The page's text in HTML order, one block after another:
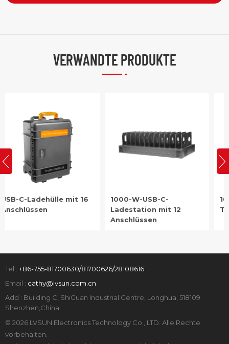
VERWANDTE PRODUKTE
1000-W-USB-C-
Ladestation mit 12
1000W 40-Port USB-C
Tablet-Ladeschrank
Tel : +86-755-81700630/81700626/28108616
Email : cathy@lvsun.com.cn
Add : Building C, ShiGuan Industrial Centre, Longhua, 518109
Shenzhen,China
© 2026 LVSUN Electronics Technology Co., LTD. Alle Rechte
vorbehalten.